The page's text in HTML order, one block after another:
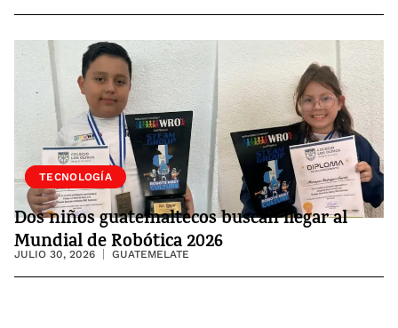
SOCIEDAD
TECNOLOGÍA
Dos niños guatemaltecos buscan llegar al
Mundial de Robótica 2026
JULIO 30, 2026 GUATEMELATE